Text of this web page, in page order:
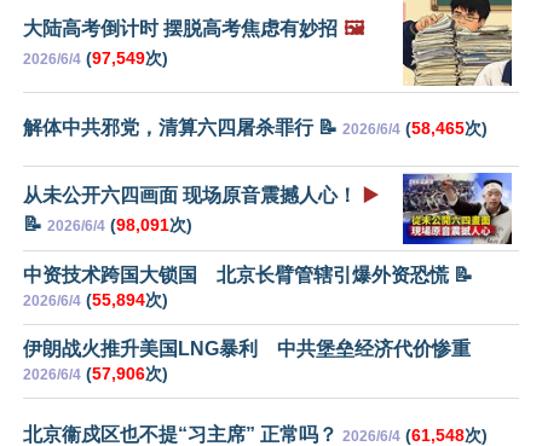
大陆高考倒计时 摆脱高考焦虑有妙招 🖼️
2026/6/4 (97,549次)
解体中共邪党，清算六四屠杀罪行 📝 2026/6/4 (58,465次)
从未公开六四画面 现场原音震撼人心！
▶️
📝 2026/6/4 (98,091次)
中资技术跨国大锁国 北京长臂管辖引爆外资恐慌 📝
2026/6/4 (55,894次)
伊朗战火推升美国LNG暴利 中共堡垒经济代价惨重
2026/6/4 (57,906次)
北京衞戍区也不提“习主席” 正常吗？ 2026/6/4 (61,548次)